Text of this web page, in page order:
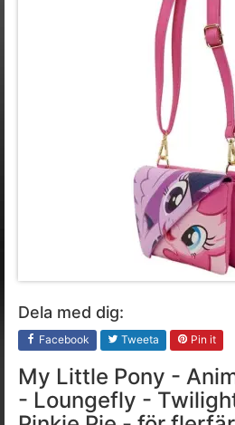
Dela med dig:
Facebook Tweeta Pin it
My Little Pony -
- Loungefly -